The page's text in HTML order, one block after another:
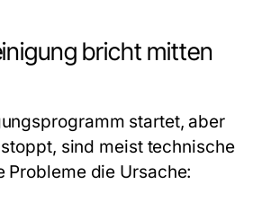
bricht mitten
startet, aber
sind meist technische
Probleme die Ursache: